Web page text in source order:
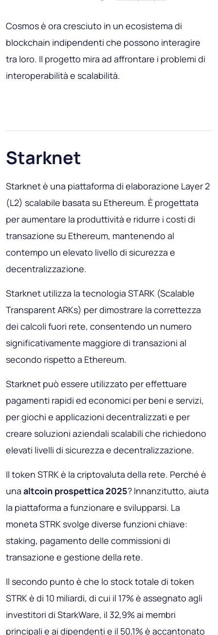
Cosmos è ora cresciuto in un ecosistema di
blockchain indipendenti che possono interagire
tra loro. Il progetto mira ad affrontare i problemi di
interoperabilità e scalabilità.
Starknet
Starknet è una piattaforma di elaborazione Layer 2
(L2) scalabile basata su Ethereum. È progettata
per aumentare la produttività e ridurre i costi di
transazione su Ethereum, mantenendo al
contempo un elevato livello di sicurezza e
decentralizzazione.
Starknet utilizza la tecnologia STARK (Scalable
Transparent ARKs) per dimostrare la correttezza
dei calcoli fuori rete, consentendo un numero
significativamente maggiore di transazioni al
secondo rispetto a Ethereum.
Starknet può essere utilizzato per effettuare
pagamenti rapidi ed economici per beni e servizi,
per giochi e applicazioni decentralizzati e per
creare soluzioni aziendali scalabili che richiedono
elevati livelli di sicurezza e decentralizzazione.
Il token STRK è la criptovaluta della rete. Perché è
una altcoin prospettica 2025? Innanzitutto, aiuta
la piattaforma a funzionare e svilupparsi. La
moneta STRK svolge diverse funzioni chiave:
staking, pagamento delle commissioni di
transazione e gestione della rete.
Il secondo punto è che lo stock totale di token
STRK è di 10 miliardi, di cui il 17% è assegnato agli
investitori di StarkWare, il 32,9% ai membri
principali e ai dipendenti e il 50,1% è accantonato